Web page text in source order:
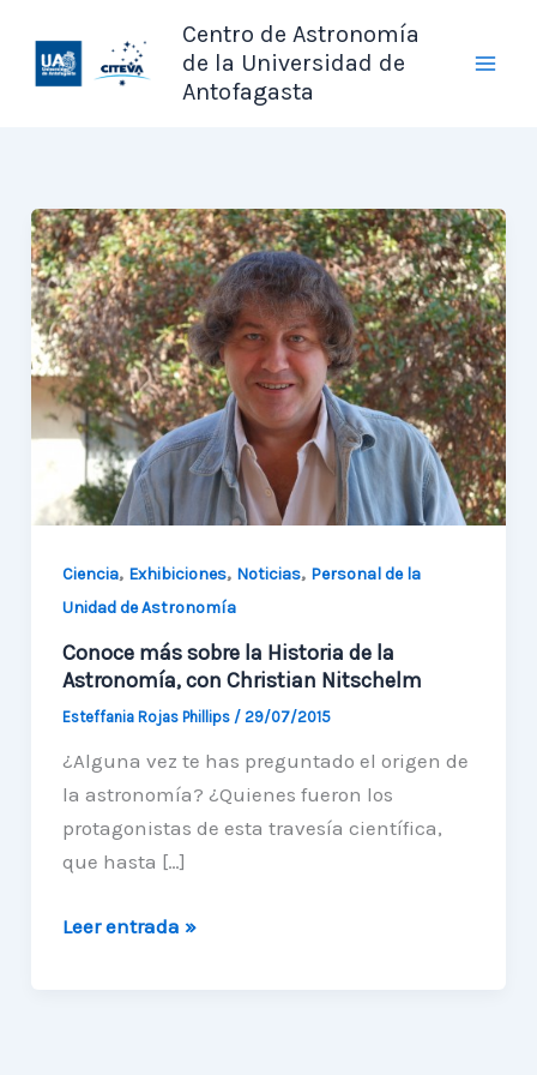
contenido
Centro de Astronomía
de la Universidad de
Antofagasta
Ciencia, Exhibiciones, Noticias, Personal de la
Unidad de Astronomía
Conoce más sobre la Historia de la
Astronomía, con Christian Nitschelm
Esteffania Rojas Phillips / 29/07/2015
¿Alguna vez te has preguntado el origen de
la astronomía? ¿Quienes fueron los
protagonistas de esta travesía científica,
que hasta […]
Conoce
Leer entrada »